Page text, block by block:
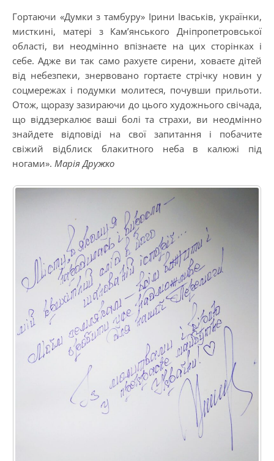
Гортаючи «Думки з тамбуру» Ірини Іваськів, українки,
мисткині, матері з Кам’янського Дніпропетровської
області, ви неодмінно впізнаєте на цих сторінках і
себе. Адже ви так само рахуєте сирени, ховаєте дітей
від небезпеки, знервовано гортаєте стрічку новин у
соцмережах і подумки молитеся, почувши прильоти.
Отож, щоразу зазираючи до цього художнього свічада,
що віддзеркалює ваші болі та страхи, ви неодмінно
знайдете відповіді на свої запитання і побачите
свіжий відблиск блакитного неба в калюжі під
ногами». Марія Дружко